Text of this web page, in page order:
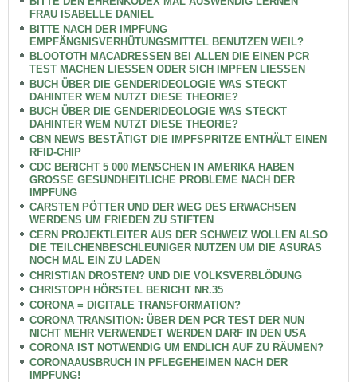
FRAU ISABELLE DANIEL
BITTE NACH DER IMPFUNG
EMPFÄNGNISVERHÜTUNGSMITTEL BENUTZEN WEIL?
BLOOTOTH MACADRESSEN BEI ALLEN DIE EINEN PCR
TEST MACHEN LIESSEN ODER SICH IMPFEN LIESSEN
BUCH ÜBER DIE GENDERIDEOLOGIE WAS STECKT
DAHINTER WEM NUTZT DIESE THEORIE?
BUCH ÜBER DIE GENDERIDEOLOGIE WAS STECKT
DAHINTER WEM NUTZT DIESE THEORIE?
CBN NEWS BESTÄTIGT DIE IMPFSPRITZE ENTHÄLT EINEN
RFID-CHIP
CDC BERICHT 5 000 MENSCHEN IN AMERIKA HABEN
GROSSE GESUNDHEITLICHE PROBLEME NACH DER
IMPFUNG
CARSTEN PÖTTER UND DER WEG DES ERWACHSEN
WERDENS UM FRIEDEN ZU STIFTEN
CERN PROJEKTLEITER AUS DER SCHWEIZ WOLLEN ALSO
DIE TEILCHENBESCHLEUNIGER NUTZEN UM DIE ASURAS
NOCH MAL EIN ZU LADEN
CHRISTIAN DROSTEN? UND DIE VOLKSVERBLÖDUNG
CHRISTOPH HÖRSTEL BERICHT NR.35
CORONA = DIGITALE TRANSFORMATION?
CORONA TRANSITION: ÜBER DEN PCR TEST DER NUN
NICHT MEHR VERWENDET WERDEN DARF IN DEN USA
CORONA IST NOTWENDIG UM ENDLICH AUF ZU RÄUMEN?
CORONAAUSBRUCH IN PFLEGEHEIMEN NACH DER
IMPFUNG!